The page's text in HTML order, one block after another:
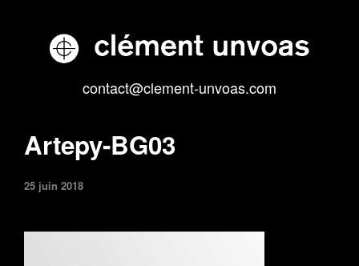
contact@clement-unvoas.com
Artepy-BG03
25 juin 2018